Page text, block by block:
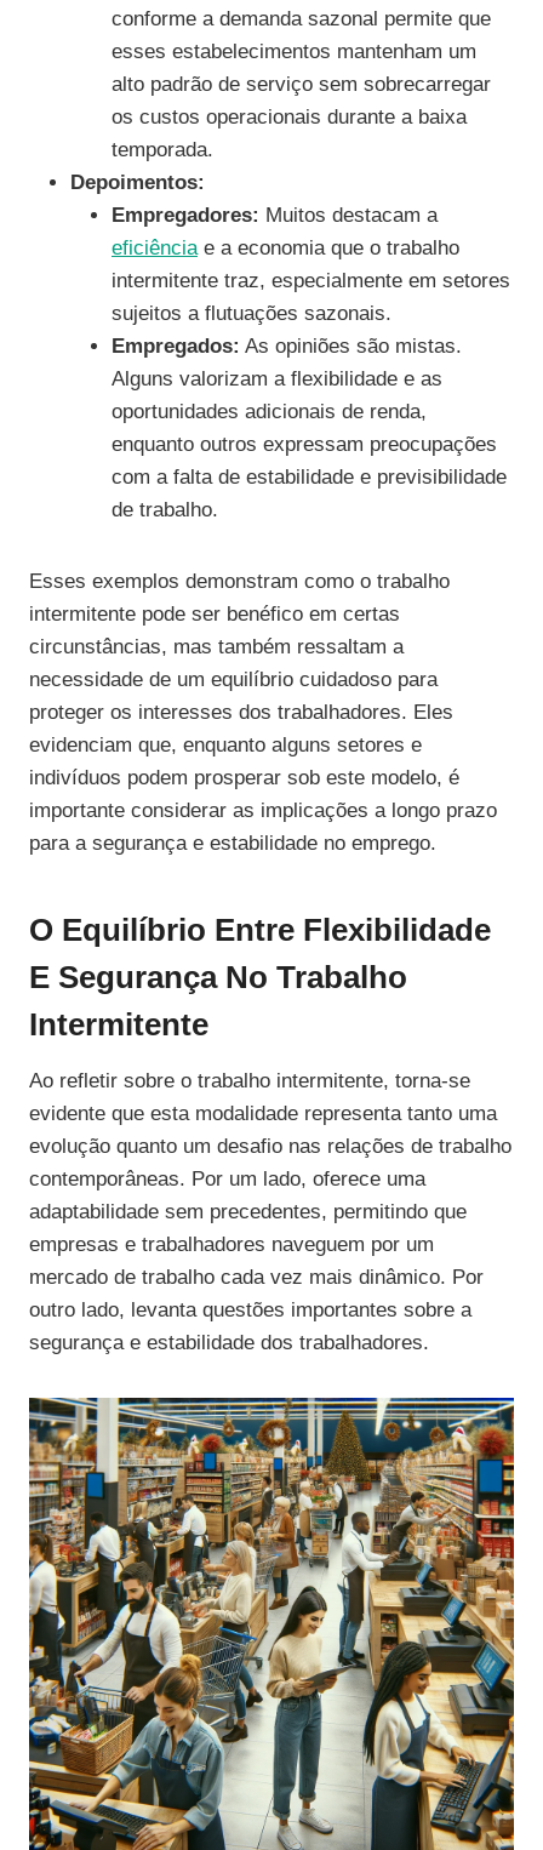
conforme a demanda sazonal permite que
esses estabelecimentos mantenham um
alto padrão de serviço sem sobrecarregar
os custos operacionais durante a baixa
temporada.
Depoimentos:
Empregadores: Muitos destacam a
eficiênciae a economia que o trabalho
intermitente traz, especialmente em setores
sujeitos a flutuações sazonais.
Empregados: As opiniões são mistas.
Alguns valorizam a flexibilidade e as
oportunidades adicionais de renda,
enquanto outros expressam preocupações
com a falta de estabilidade e previsibilidade
de trabalho.
Esses exemplos demonstram como o trabalho
intermitente pode ser benéfico em certas
circunstâncias, mas também ressaltam a
necessidade de um equilíbrio cuidadoso para
proteger os interesses dos trabalhadores. Eles
evidenciam que, enquanto alguns setores e
indivíduos podem prosperar sob este modelo, é
importante considerar as implicações a longo prazo
para a segurança e estabilidade no emprego.
O Equilíbrio Entre Flexibilidade
E Segurança No Trabalho
Intermitente
Ao refletir sobre o trabalho intermitente, torna-se
evidente que esta modalidade representa tanto uma
evolução quanto um desafio nas relações de trabalho
contemporâneas. Por um lado, oferece uma
adaptabilidade sem precedentes, permitindo que
empresas e trabalhadores naveguem por um
mercado de trabalho cada vez mais dinâmico. Por
outro lado, levanta questões importantes sobre a
segurança e estabilidade dos trabalhadores.